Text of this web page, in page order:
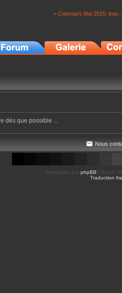
> Concours Mai 2015: trou
dès que possible ...
Nous
Développé par phpBB ® Forum
Traduction